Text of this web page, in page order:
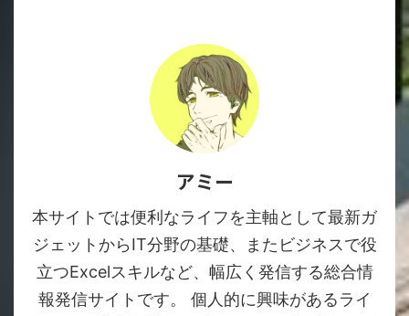
アミー
本サイトでは便利なライフを主軸として最新ガ
ジェットからIT分野の基礎、またビジネスで役
立つExcelスキルなど、幅広く発信する総合情
報発信サイトです。 個人的に興味があるライ